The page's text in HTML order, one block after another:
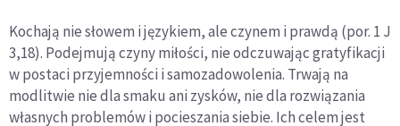
Kochają nie słowem i językiem, ale czynem i prawdą (por. 1 J
3,18). Podejmują czyny miłości, nie odczuwając gratyfikacji
w postaci przyjemności i samozadowolenia. Trwają na
modlitwie nie dla smaku ani zysków, nie dla rozwiązania
własnych problemów i pocieszania siebie. Ich celem jest